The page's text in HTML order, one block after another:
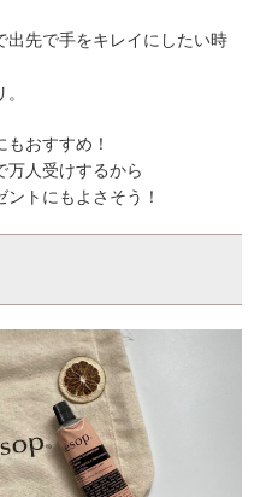
出先で手をキレイにしたい時
おすすめ！
万人受けするから
トにもよさそう！